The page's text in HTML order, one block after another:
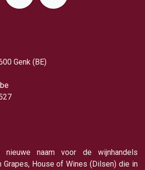
Genk (BE)
naam voor de wijnhandels
Grapes, House of Wines (Dilsen) die in